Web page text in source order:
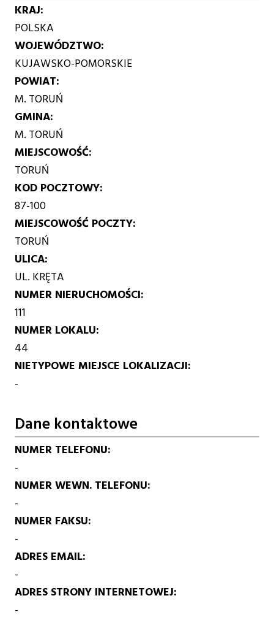
KRAJ
POLSKA
WOJEWÓDZTWO
KUJAWSKO-POMORSKIE
POWIAT
M. TORUŃ
GMINA
M. TORUŃ
MIEJSCOWOŚĆ
TORUŃ
KOD POCZTOWY
87-100
MIEJSCOWOŚĆ POCZTY
TORUŃ
ULICA
UL. KRĘTA
NUMER NIERUCHOMOŚCI
111
NUMER LOKALU
44
NIETYPOWE MIEJSCE LOKALIZACJI
-
Dane kontaktowe
NUMER TELEFONU
-
NUMER WEWN. TELEFONU
-
NUMER FAKSU
-
ADRES EMAIL
-
ADRES STRONY INTERNETOWEJ
-